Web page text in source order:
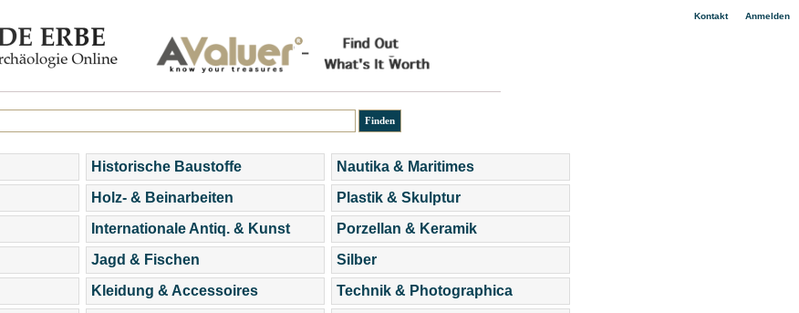
Kontakt| Anmelden
Historische Baustoffe
Holz- & Beinarbeiten
Internationale Antiq. & Kunst
Jagd & Fischen
Kleidung & Accessoires
Nautika & Maritimes
Plastik & Skulptur
Porzellan & Keramik
Silber
Technik & Photographica